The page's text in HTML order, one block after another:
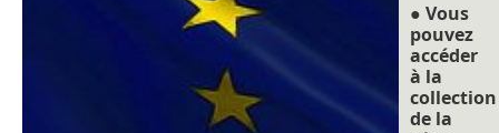
● Vous
pouvez
accéder
à la
collection
de la